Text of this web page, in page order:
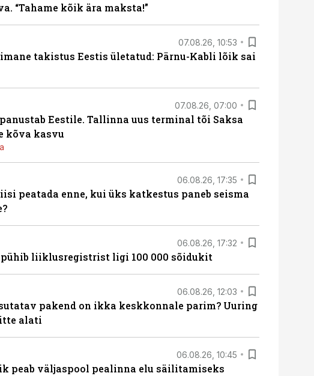
“Tahame kõik ära maksta!”
07.08.26, 10:53
takistus Eestis ületatud: Pärnu-Kabli lõik sai
07.08.26, 07:00
Eestile. Tallinna uus terminal tõi Saksa
kõva kasvu
06.08.26, 17:35
peatada enne, kui üks katkestus paneb seisma
06.08.26, 17:32
pühib liiklusregistrist ligi 100 000 sõidukit
06.08.26, 12:03
pakend on ikka keskkonnale parim? Uuring
alati
06.08.26, 10:45
peab väljaspool pealinna elu säilitamiseks